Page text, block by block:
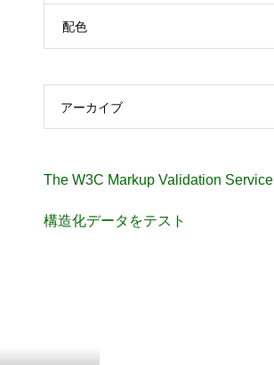
配色
アーカイブ
The W3C Markup Validation Service
構造化データをテスト